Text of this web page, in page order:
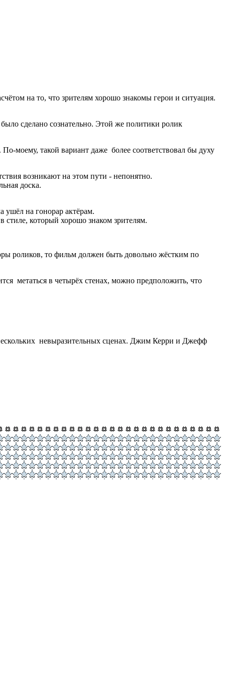
на то, что зрителям хорошо знакомы герои и ситуация.
сделано сознательно. Этой же политики ролик
моему, такой вариант даже более соответствовал бы духу
возникают на этом пути - непонятно.
доска.
на гонорар актёрам.
который хорошо знаком зрителям.
роликов, то фильм должен быть довольно жёстким по
метаться в четырёх стенах, можно предположить, что
невыразительных сценах. Джим Керри и Джефф